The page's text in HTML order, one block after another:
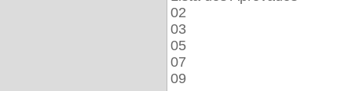
02
03
05
07
09